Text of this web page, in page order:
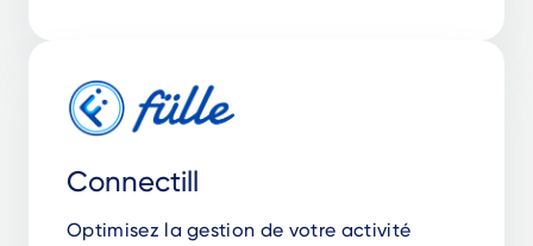
Connectill
Optimisez la gestion de votre activité